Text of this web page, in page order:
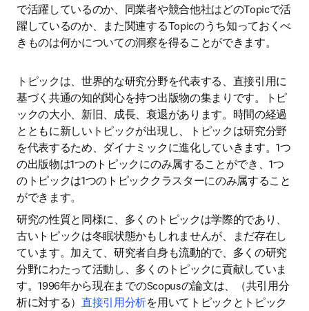
で活躍しているのか、同業者や競合他社はどのTopicで活
躍しているのか、また関連するTopicのうち知っておくべ
きものは何かについての洞察を得ることができます。
トピックは、世界的な研究分野を代表する、直接引用に
基づく共通の知的関心を持つ出版物の集まりです。トピ
ックの大小、新旧、成長、衰退があります。時間の経過
とともに新しいトピックが出現し、トピックは研究分野
を代表するため、ダイナミックに進化していきます。1つ
の出版物は1つのトピックにのみ属することができ、1つ
のトピックは1つのトピッククラスターにのみ属すること
ができます。
研究の性質と同様に、多くのトピックは学際的であり、
古いトピックは冬眠状態かもしれませんが、まだ存在し
ています。加えて、研究者自身も流動的で、多くの研究
分野にわたって活動し、多くのトピックに貢献していま
す。1996年から現在までのScopusの論文は、（共引用分
析に対する）直接引用分析を用いてトピックとトピック